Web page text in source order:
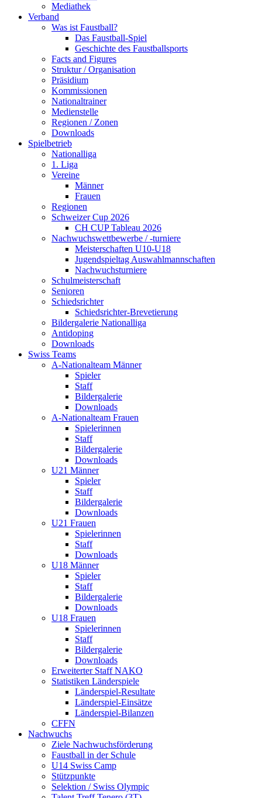
Mediathek
Verband
Was ist Faustball?
Das Faustball-Spiel
Geschichte des Faustballsports
Facts and Figures
Struktur / Organisation
Präsidium
Kommissionen
Nationaltrainer
Medienstelle
Regionen / Zonen
Downloads
Spielbetrieb
Nationalliga
1. Liga
Vereine
Männer
Frauen
Regionen
Schweizer Cup 2026
CH CUP Tableau 2026
Nachwuchswettbewerbe / -turniere
Meisterschaften U10-U18
Jugendspieltag Auswahlmannschaften
Nachwuchsturniere
Schulmeisterschaft
Senioren
Schiedsrichter
Schiedsrichter-Brevetierung
Bildergalerie Nationalliga
Antidoping
Downloads
Swiss Teams
A-Nationalteam Männer
Spieler
Staff
Bildergalerie
Downloads
A-Nationalteam Frauen
Spielerinnen
Staff
Bildergalerie
Downloads
U21 Männer
Spieler
Staff
Bildergalerie
Downloads
U21 Frauen
Spielerinnen
Staff
Downloads
U18 Männer
Spieler
Staff
Bildergalerie
Downloads
U18 Frauen
Spielerinnen
Staff
Bildergalerie
Downloads
Erweiterter Staff NAKO
Statistiken Länderspiele
Länderspiel-Resultate
Länderspiel-Einsätze
Länderspiel-Bilanzen
CFFN
Nachwuchs
Ziele Nachwuchsförderung
Faustball in der Schule
U14 Swiss Camp
Stützpunkte
Selektion / Swiss Olympic